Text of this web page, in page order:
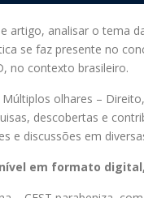
artigo, analisar o tema
se faz presente no
no contexto brasileiro.
Múltiplos olhares –
descobertas e
e discussões em
em formato